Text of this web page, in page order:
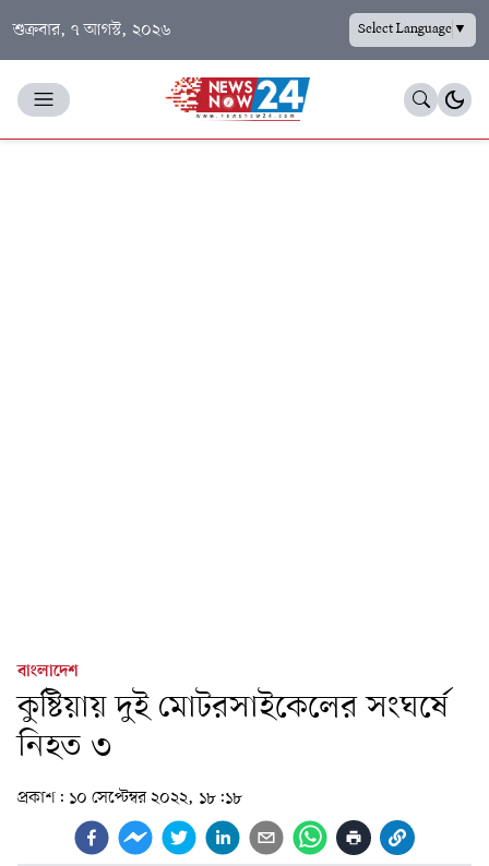
শুক্রবার, ৭ আগস্ট, ২০২৬ Select Language▼
বাংলাদেশ
কুষ্টিয়ায় দুই মোটরসাইকেলের সংঘর্ষে
নিহত ৩
প্রকাশ: ১০ সেপ্টেম্বর ২০২২, ১৮:১৮